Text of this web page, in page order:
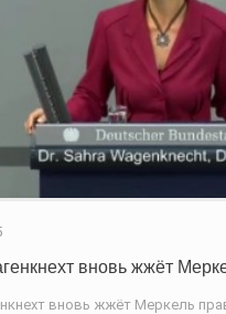
вновь жжёт
вновь жжёт Меркель